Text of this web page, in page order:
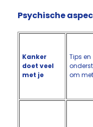
Psychische
Kanker
doet veel
met je
Tips en
om